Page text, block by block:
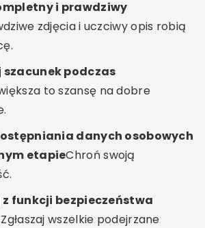
i prawdziwy
zdjęcia i uczciwy opis robią
szacunek podczas
to szansę na dobre
danych osobowych
etapieChroń swoją
funkcji bezpieczeństwa
wszelkie podejrzane